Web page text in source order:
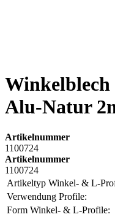
Winkelblech
Alu-Natur
Artikelnummer
1100724
Artikelnummer
1100724
Artikeltyp Winkel- & L-
Verwendung Profile:
Form Winkel- & L-Profile: